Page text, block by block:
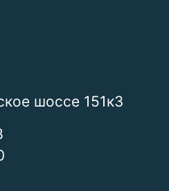
шоссе 151к3